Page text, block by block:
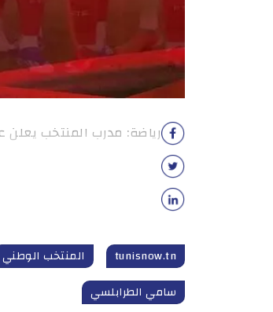
رياضة: مدرب المنتخب يعلن
tunisnow.tn المنتخب الوطني
سامي الطرابلسي